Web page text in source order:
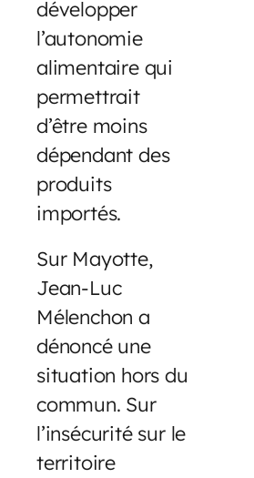
développer
l’autonomie
alimentaire qui
permettrait
d’être moins
dépendant des
produits
importés.
Sur Mayotte,
Jean-Luc
Mélenchon a
dénoncé une
situation hors du
commun. Sur
l’insécurité sur le
territoire